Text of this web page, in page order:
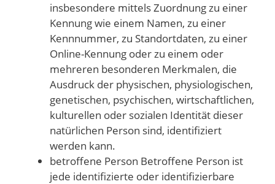
insbesondere mittels Zuordnung zu einer
Kennung wie einem Namen, zu einer
Kennnummer, zu Standortdaten, zu einer
Online-Kennung oder zu einem oder
mehreren besonderen Merkmalen, die
Ausdruck der physischen, physiologischen,
genetischen, psychischen, wirtschaftlichen,
kulturellen oder sozialen Identität dieser
natürlichen Person sind, identifiziert
werden kann.
betroffene Person Betroffene Person ist
jede identifizierte oder identifizierbare